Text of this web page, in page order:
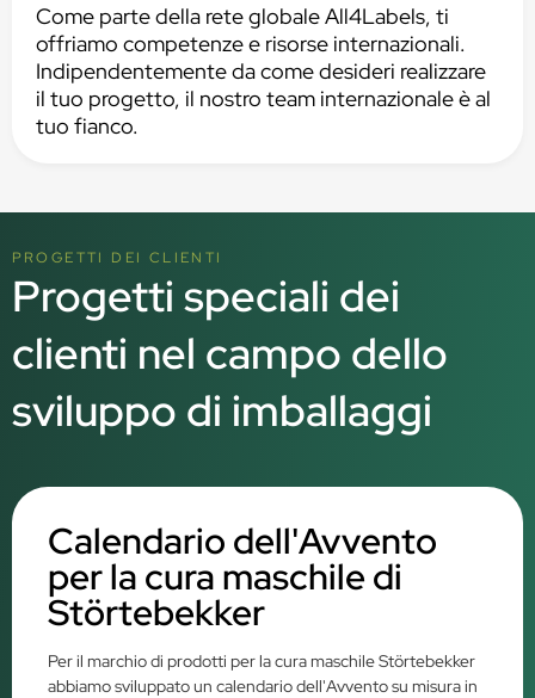
Come parte della rete globale All4Labels, ti
offriamo competenze e risorse internazionali.
Indipendentemente da come desideri realizzare
il tuo progetto, il nostro team internazionale è al
tuo fianco.
PROGETTI DEI CLIENTI
Progetti speciali dei
clienti nel campo dello
sviluppo di imballaggi
Calendario dell'Avvento
per la cura maschile di
Störtebekker
Per il marchio di prodotti per la cura maschile Störtebekker
abbiamo sviluppato un calendario dell'Avvento su misura in